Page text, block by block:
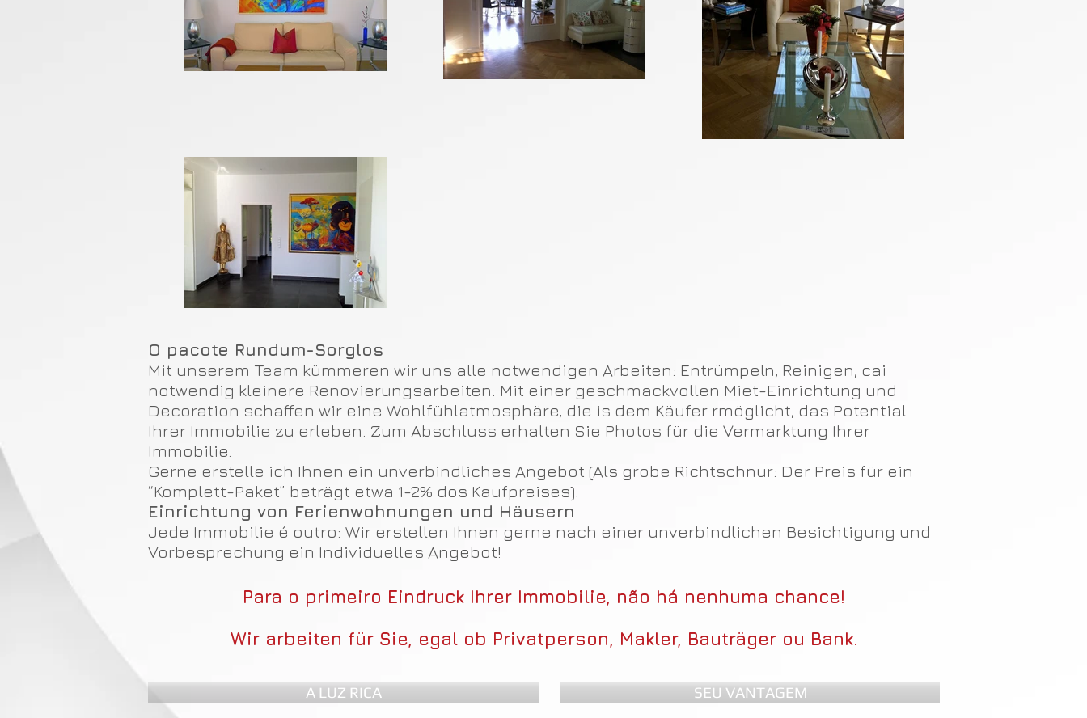
O pacote Rundum-Sorglos
Mit unserem Team kümmeren wir uns alle notwendigen Arbeiten: Entrümpeln, Reinigen, cai
notwendig kleinere Renovierungsarbeiten. Mit einer geschmackvollen Miet-Einrichtung und
Decoration schaffen wir eine Wohlfühlatmosphäre, die is dem Käufer rmöglicht, das Potential
Ihrer Immobilie zu erleben. Zum Abschluss erhalten Sie Photos für die Vermarktung Ihrer
Immobilie.
Gerne erstelle ich Ihnen ein unverbindliches Angebot (Als grobe Richtschnur: Der Preis für ein
“Komplett-Paket” beträgt etwa 1-2% dos Kaufpreises).
Einrichtung von Ferienwohnungen und Häusern
Jede Immobilie é outro: Wir erstellen Ihnen gerne nach einer unverbindlichen Besichtigung und
Vorbesprechung ein Individuelles Angebot!
Para o primeiro Eindruck Ihrer Immobilie, não há nenhuma chance!
Wir arbeiten für Sie, egal ob Privatperson, Makler, Bauträger ou Bank.
A LUZ RICA SEU VANTAGEM